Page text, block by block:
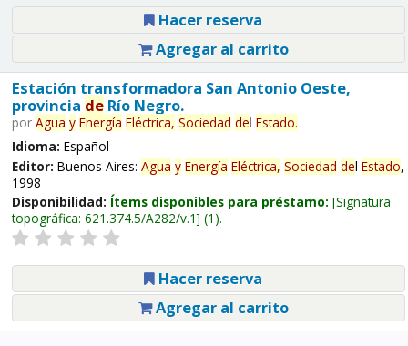
Hacer reserva
Agregar al carrito
Estación transformadora San Antonio Oeste,
provincia deRío Negro.
por Agua y Energía Eléctrica, Sociedad del Estado.
Idioma: Español
Editor: Buenos Aires: Agua y Energía Eléctrica, Sociedad del Estado,
1998
Disponibilidad: Ítems disponibles para préstamo: Signatura
topográfica: 621.374.5/A282/v.1 (1).
Hacer reserva
Agregar al carrito